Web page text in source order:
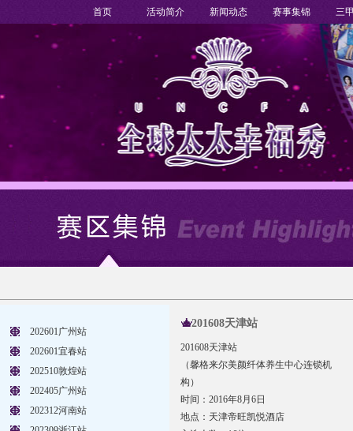
首页 活动简介 新闻动态 赛事集锦 三
202601广州站
202601宜春站
202510敦煌站
202405广州站
202312河南站
201608天津站
201608天津站
（馨格来尔美颜纤体养生中心连锁机
构）
时间：2016年8月6日
地点：天津帝旺凯悦酒店